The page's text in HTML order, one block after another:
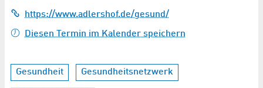
https://www.adlershof.de/gesund/
Diesen Termin im Kalender speichern
Gesundheit Gesundheitsnetzwerk